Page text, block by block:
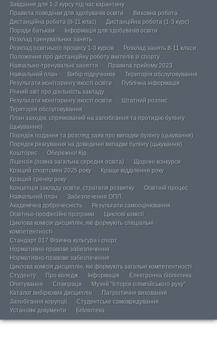
Завдання для 1-2 курсу під час карантину
Правила поведінки для здобувачів освіти
Виховна робота
Дистанційна робота (8-11 клас)
Дистанційна робота (1-3 курс)
Поради батькам
Інформація для здобувачів освіти
Розклад тренувальних занять
Розклад освітнього процесу 1-3 курсів
Розклад занять 8-11 класи
Положення про дистанційну роботу вчителів зі спорту
Навчально-тренувальні заняття
Правила прийому 2023
Навчальний план
Вибір підручників
Територія обслуговування
Результати моніторингу якості освіти
Публічна інформація
Річний звіт про діяльність закладу
Результати моніторингу якості освіти
Штатний розпис
Територія обслуговування
План заходів, спрямований на запобігання та протидію булінгу
(цькуванню)
Порядок подання та розгляд заяв про випадки булінгу (цькування)
Порядок реагування на доведенні випадки булінгу (цькування)
Кошторис
Обережно! Кір.
Ліцензія (повна загальна середня освіта)
Щорічні конкурси
Кращий спортсмен 2025 року
Краще відділення року
Кращий тренер року
Концепція закладу освіти, стратегія розвитку
Освітній процес
Навчальний план
Забезпечення ОПП
Академічна доброчесність
Результати самооцінювання
Освітньо-професійні програми
Циклові комісії
Циклова комісія дисциплін, які формують спеціальні
компетентності
Стандарт 017 Фізична культура і спорт
Нормативно-правове забезпечення
Нормативно-правове забезпечення
Циклова комісія дисциплін, які формують загальні компетентності
Студенту
Про коледж Інформація
Електронна бібліотека
Опитування
Співпраця
Музей “Історія олімпійського руху”
Каталог вибіркових дисциплін
Патріотичне виховання
Запобігання корупції
Студентське самоврядування
Установчі документи
Бібліотека